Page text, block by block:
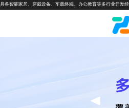
具备智能家居、穿戴设备、车载终端、办公教育等多行业开发